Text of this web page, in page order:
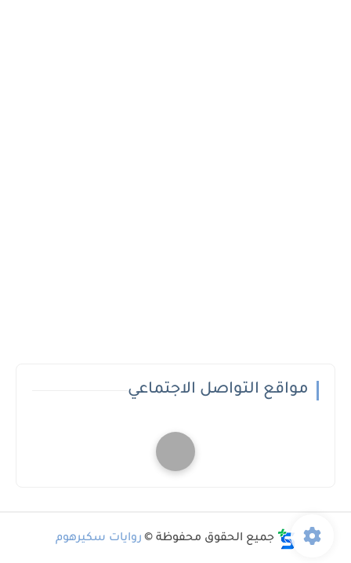
مواقع التواصل الاجتماعي
جميع الحقوق محفوظة © روايات سكيرهوم